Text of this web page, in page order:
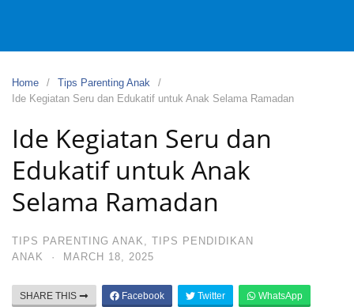
Home
Tips Parenting Anak
Ide Kegiatan Seru dan Edukatif untuk Anak Selama Ramadan
Ide Kegiatan Seru dan
Edukatif untuk Anak
Selama Ramadan
TIPS PARENTING ANAK , TIPS PENDIDIKAN
ANAK
· MARCH 18, 2025
SHARE THIS Facebook Twitter WhatsApp